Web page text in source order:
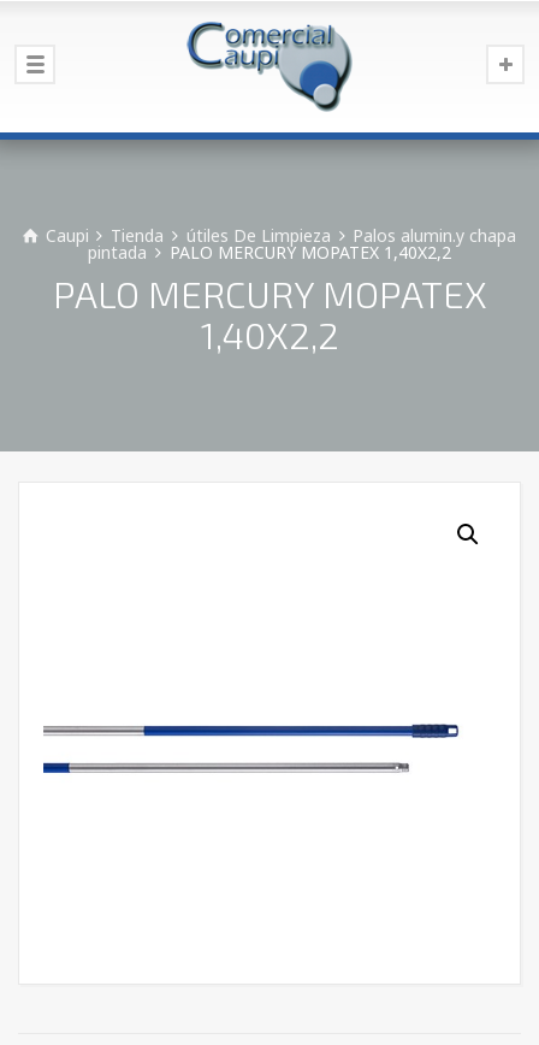
Caupi Tienda útiles De Limpieza Palos alumin.y chapa
pintada PALO MERCURY MOPATEX 1,40X2,2
PALO MERCURY MOPATEX
1,40X2,2